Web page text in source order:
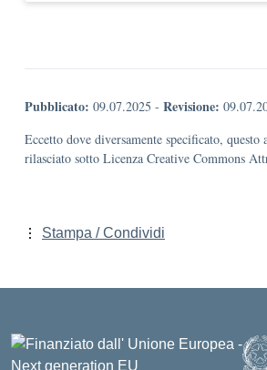
Pubblicato: 09.07.2025 - Revisione:
Eccetto dove diversamente specificato, questo
rilasciato sotto Licenza Creative Commons
Stampa / Condividi